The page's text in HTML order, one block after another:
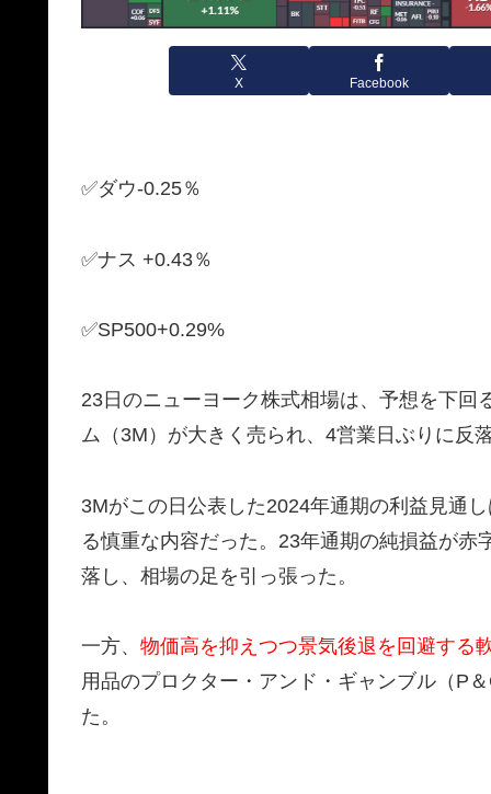
X Facebook
✅ダウ-0.25％
✅ナス +0.43％
✅SP500+0.29%
23日のニューヨーク株式相場は、予想を下
ム（3M）が大きく売られ、4営業日ぶりに反
3Mがこの日公表した2024年通期の利益見通
る慎重な内容だった。23年通期の純損益が
落し、相場の足を引っ張った。
一方、 物価高を抑えつつ景気後退を回避する
用品のプロクター・アンド・ギャンブル（P
た。